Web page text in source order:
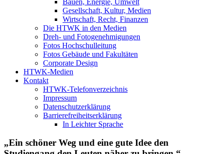
Gesellschaft, Kultur, Medien
Wirtschaft, Recht, Finanzen
Die HTWK in den Medien
Dreh- und Fotogenehmigungen
Fotos Hochschulleitung
Fotos Gebäude und Fakultäten
Corporate Design
HTWK-Medien
Kontakt
HTWK-Telefonverzeichnis
Impressum
Datenschutzerklärung
Barrierefreiheitserklärung
In Leichter Sprache
„Ein schöner Weg und eine gute Idee den